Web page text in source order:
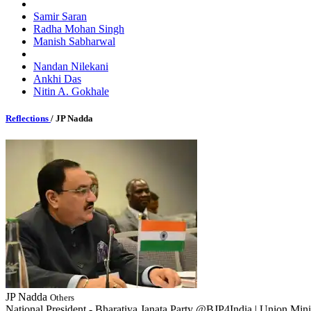
Samir Saran
Radha Mohan Singh
Manish Sabharwal
Nandan Nilekani
Ankhi Das
Nitin A. Gokhale
Reflections / JP Nadda
JP Nadda Others